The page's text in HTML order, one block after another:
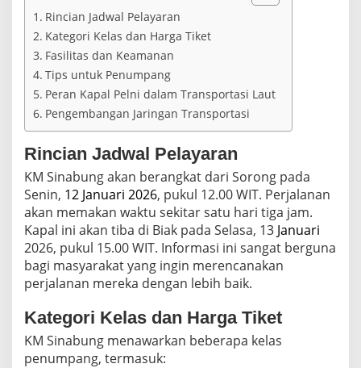
d
a
n
a
r
g
a
i
e
t
J
a
n
u
a
r
2
0
2
6
Rincian Jadwal Pelayaran
Kategori Kelas dan Harga Tiket
Fasilitas dan Keamanan
Tips untuk Penumpang
Peran Kapal Pelni dalam Transportasi Laut
Pengembangan Jaringan Transportasi
Rincian Jadwal Pelayaran
KM Sinabung akan berangkat dari Sorong pada
Senin, 12 Januari 2026, pukul 12.00 WIT. Perjalanan
akan memakan waktu sekitar satu hari tiga jam.
Kapal ini akan tiba di Biak pada Selasa, 13 Januari
2026, pukul 15.00 WIT. Informasi ini sangat berguna
bagi masyarakat yang ingin merencanakan
perjalanan mereka dengan lebih baik.
Kategori Kelas dan Harga Tiket
KM Sinabung menawarkan beberapa kelas
penumpang, termasuk: